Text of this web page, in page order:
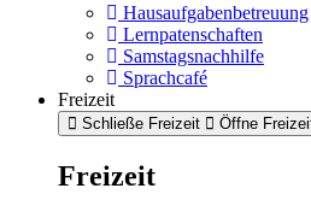
Hausaufgabenbetreuung
Lernpatenschaften
Samstagsnachhilfe
Sprachcafé
Freizeit
Schließe Freizeit Öffne
Freizeit